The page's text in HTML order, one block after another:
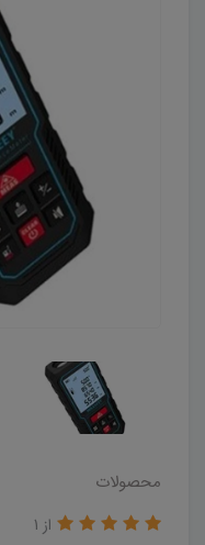
محصولات
از 1